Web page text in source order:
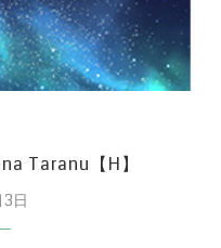
Taranu【H】
3日